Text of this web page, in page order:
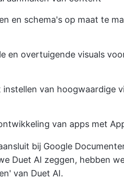
en schema's op maat te
en overtuigende visuals
instellen van hoogwaardige
van apps met
bij Google
Duet AI zeggen, hebben
van Duet AI.